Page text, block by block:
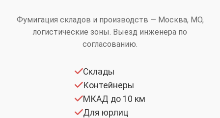
Фумигация складов и производств — Москва, МО,
логистические зоны. Выезд инженера по
согласованию.
Склады
Контейнеры
МКАД до 10 км
Для юрлиц